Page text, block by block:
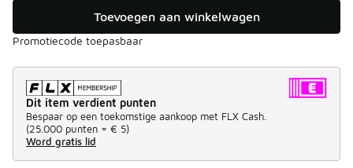
Toevoegen aan winkelwagen
Promotiecode toepasbaar
Dit item verdient punten
Bespaar op een toekomstige aankoop met FLX Cash.
(25.000 punten = € 5)
Word gratis lid